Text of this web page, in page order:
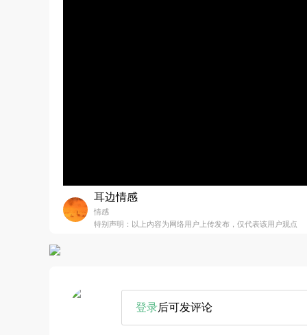
耳边情感
情感
特别声明：以上内容为网络用户上传发布，仅代表该用户观点
登录后可发评论